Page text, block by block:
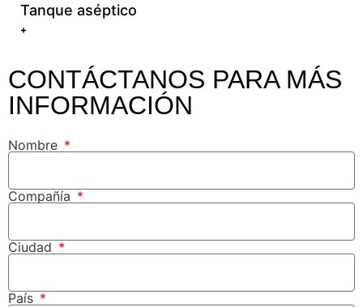
Tanque aséptico
+
CONTÁCTANOS PARA MÁS
INFORMACIÓN
Nombre
Compañía
Ciudad
País